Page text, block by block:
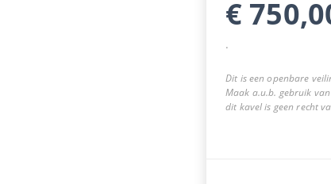
€
.
Dit is een openbare
Maak a.u.b. gebruik
dit kavel is geen recht